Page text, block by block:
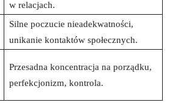
w ⁢relacjach.
Silne​ poczucie nieadekwatności,‍
unikanie kontaktów społecznych.
Przesadna koncentracja na porządku,
perfekcjonizm, kontrola.